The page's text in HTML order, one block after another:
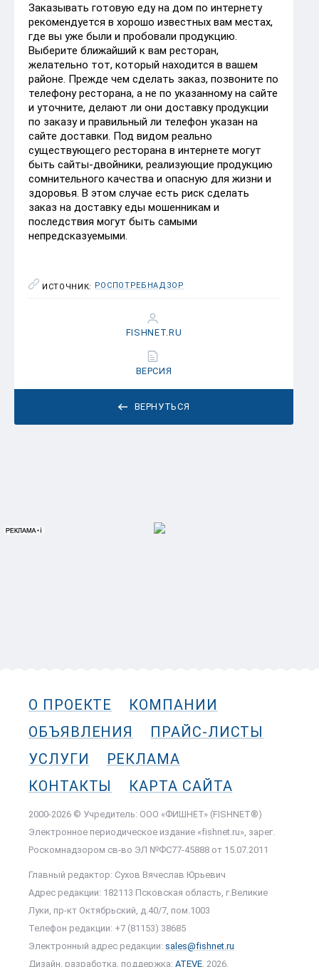
Заказывать готовую еду на дом по интернету
рекомендуется в хорошо известных вам местах,
где вы уже были и пробовали продукцию.
Выберите ближайший к вам ресторан,
желательно тот, который находится в вашем
районе. Прежде чем сделать заказ, позвоните по
телефону ресторана, а не по указанному на сайте
и уточните, делают ли они доставку продукции
по заказу и правильный ли телефон указан на
сайте доставки. Под видом реально
существующего ресторана в интернете могут
быть сайты-двойники, реализующие продукцию
сомнительного качества и опасную для жизни и
здоровья. В этом случае есть риск сделать
заказ на доставку еды мошенникам и
последствия могут быть самыми
непредсказуемыми.
ИСТОЧНИК: РОСПОТРЕБНАДЗОР
ВЕРНУТЬСЯ
FISHNET.RU
ВЕРСИЯ
О ПРОЕКТЕ
КОМПАНИИ
ОБЪЯВЛЕНИЯ
ПРАЙС-ЛИСТЫ
УСЛУГИ
РЕКЛАМА
КОНТАКТЫ
КАРТА САЙТА
2000-2026 © Учредитель: ООО «ФИШНЕТ» (FISHNET®)
Электронное периодическое издание «fishnet.ru», зарег.
Роскомнадзором cв-во ЭЛ №ФС77-45888 от 15.07.2011
Главный редактор: Сухов Вячеслав Юрьевич
Адрес редакции: 182113 Псковская область, г.Великие
Луки, пр-кт Октябрьский, д.40/7, пом.1003
Телефон редакции: +7 (81153) 38685
Электронный адрес редакции: sales@fishnet.ru
Дизайн, разработка, поддержка: ATEVE , 2026.